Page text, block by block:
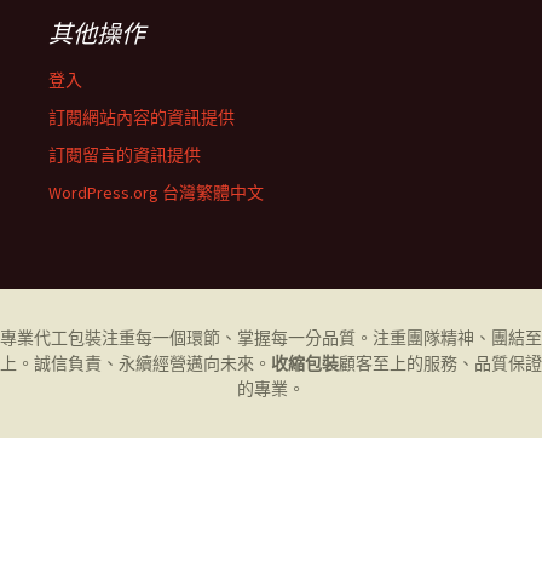
其他操作
登入
訂閱網站內容的資訊提供
訂閱留言的資訊提供
WordPress.org 台灣繁體中文
專業代工包裝注重每一個環節、掌握每一分品質。注重團隊精神、團結至
上。誠信負責、永續經營邁向未來。 收縮包裝顧客至上的服務、品質保證
的專業。